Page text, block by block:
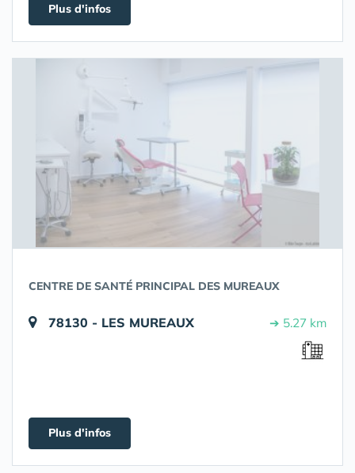
Plus d'infos
CENTRE DE SANTÉ PRINCIPAL DES MUREAUX
78130 - LES MUREAUX ➔ 5.27 km
Plus d'infos